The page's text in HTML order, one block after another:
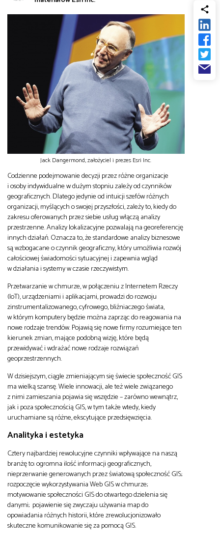
do
Biznes
Infrastruktura i telekomunikacja
Turystyka i rekreacja
Architektura, inżynieria i budownictwo
Jack Dangermond, założyciel i prezes Esri Inc.
Codzienne podejmowanie decyzji przez różne organizacje
i osoby indywidualne w dużym stopniu zależy od czynników
geograficznych. Dlatego jedynie od intuicji szefów różnych
organizacji, myślących o swojej przyszłości, zależy to, kiedy do
zakresu oferowanych przez siebie usług włączą analizy
przestrzenne. Analizy lokalizacyjne pozwalają na georeferencję
innych działań. Oznacza to, że standardowe analizy biznesowe
są wzbogacane o czynnik geograficzny, który umożliwia rozwój
całościowej świadomości sytuacyjnej i zapewnia wgląd
w działania i systemy w czasie rzeczywistym.
Przetwarzanie w chmurze, w połączeniu z Internetem Rzeczy
(IoT), urządzeniami i aplikacjami, prowadzi do rozwoju
zinstrumentalizowanego, cyfrowego, bliźniaczego świata,
w którym komputery będzie można zaprząc do reagowania na
nowe rodzaje trendów. Pojawią się nowe firmy rozumiejące ten
kierunek zmian, mające podobną wizję, które będą
przewidywać i wdrażać nowe rodzaje rozwiązań
geoprzestrzennych.
W dzisiejszym, ciągle zmieniającym się świecie społeczność GIS
ma wielką szansę. Wiele innowacji, ale też wiele związanego
z nimi zamieszania pojawia się wszędzie – zarówno wewnątrz,
jak i poza społecznością GIS, w tym także wtedy, kiedy
uruchamiane są różne, ekscytujące przedsięwzięcia.
Analityka i estetyka
Cztery najbardziej rewolucyjne czynniki wpływające na naszą
branżę to: ogromna ilość informacji geograficznych,
nieprzerwanie generowanych przez światową społeczność GIS;
rozpoczęcie wykorzystywania Web GIS w chmurze;
motywowanie społeczności GIS do otwartego dzielenia się
danymi; pojawienie się zwyczaju używania map do
opowiadania różnych historii, które zrewolucjonizowało
skuteczne komunikowanie się za pomocą GIS.